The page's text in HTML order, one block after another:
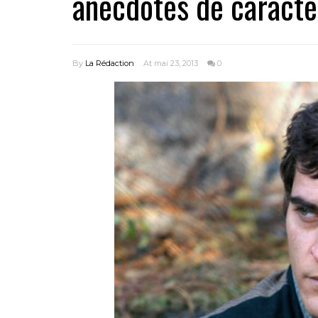
By La Rédaction At mai 23, 2013 0